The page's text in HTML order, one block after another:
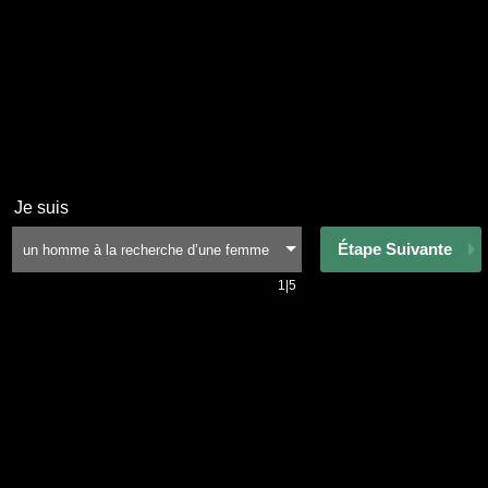
Étape Suivante
1|5
Je suis